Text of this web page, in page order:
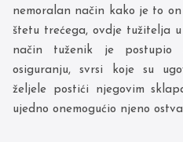
nemoralan način kako je to
štetu trećega, ovdje tužitelja
način tuženik je postupio
osiguranju, svrsi koje su
željele postići njegovim
ujedno onemogućio njeno